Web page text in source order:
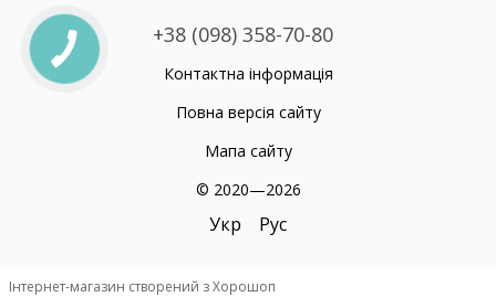
+38 (098) 358-70-80
Контактна інформація
Повна версія сайту
Мапа сайту
© 2020—2026
Укр Рус
Інтернет-магазин створений з Хорошоп